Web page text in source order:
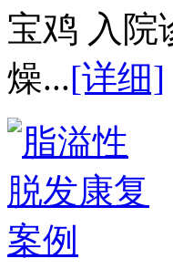
宝鸡 入院
燥...[详细]